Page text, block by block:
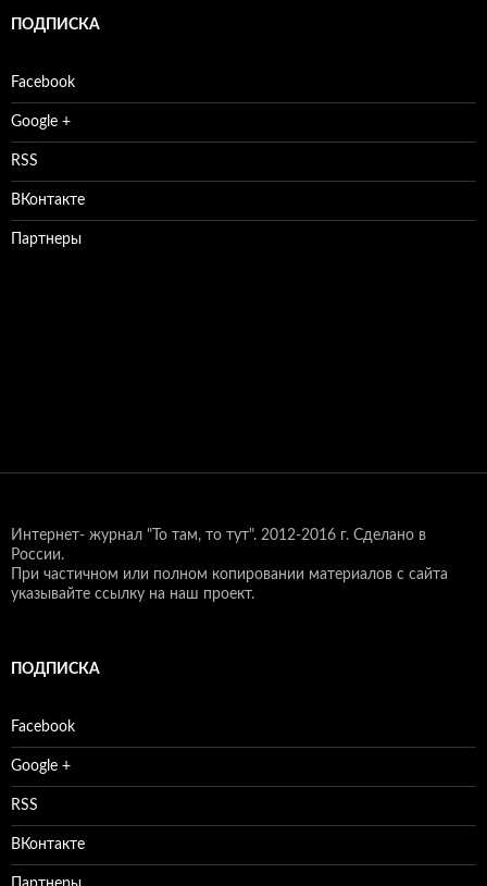
ПОДПИСКА
Facebook
Google +
RSS
ВКонтакте
Партнеры
Интернет- журнал "То там, то тут". 2012-2016 г. Сделано в
России.
При частичном или полном копировании материалов с сайта
указывайте ссылку на наш проект.
ПОДПИСКА
Facebook
Google +
RSS
ВКонтакте